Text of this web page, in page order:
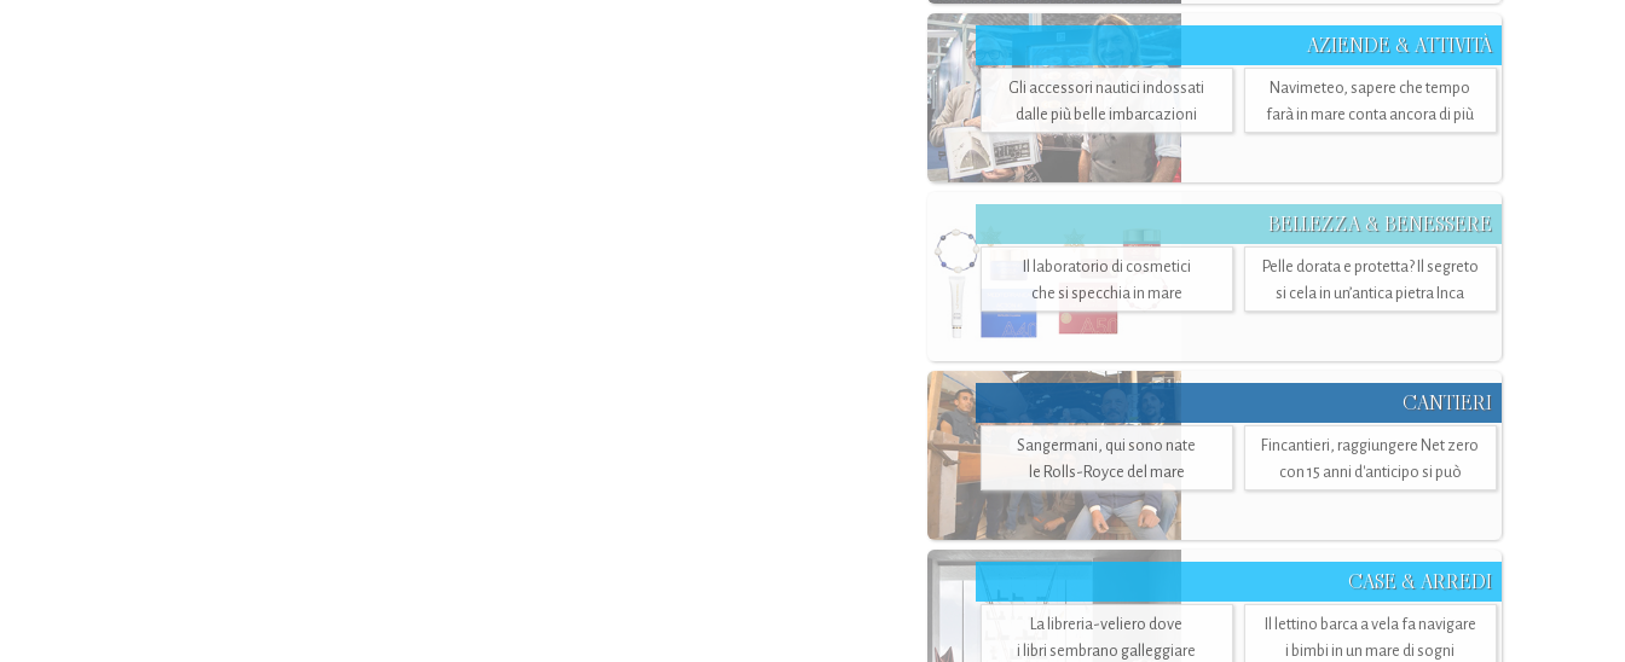
AZIENDE & ATTIVITÀ
Gli accessori nautici indossati
dalle più belle imbarcazioni
Navimeteo, sapere che tempo
farà in mare conta ancora di più
BELLEZZA & BENESSERE
Il laboratorio di cosmetici
che si specchia in mare
Pelle dorata e protetta? Il segreto
si cela in un’antica pietra Inca
CANTIERI
Sangermani, qui sono nate
le Rolls-Royce del mare
Fincantieri, raggiungere Net zero
con 15 anni d'anticipo si può
CASE & ARREDI
La libreria-veliero dove
i libri sembrano galleggiare
Il lettino barca a vela fa navigare
i bimbi in un mare di sogni